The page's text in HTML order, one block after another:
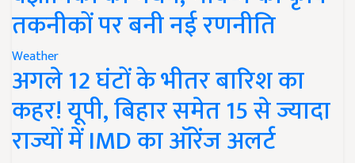
तकनीकों पर बनी नई रणनीति
Weather
अगले 12 घंटों के भीतर बारिश का
कहर! यूपी, बिहार समेत 15 से ज्यादा
राज्यों में IMD का ऑरेंज अलर्ट